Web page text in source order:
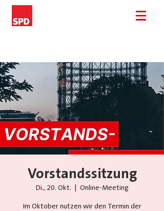
Vorstandssitzung
Di., 20. Okt. Online-Meeting
Im Oktober nutzen wir den Termin der